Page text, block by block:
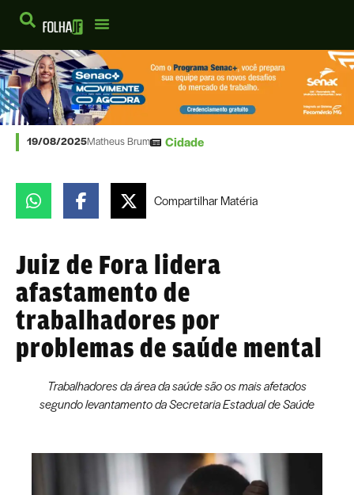
19/08/2025Matheus Brum Cidade
CompartilharMatéria
Juiz de Fora lidera
afastamento de
trabalhadores por
problemas de saúde mental
Trabalhadores da área da saúde são os mais afetados
segundo levantamento da Secretaria Estadual de Saúde